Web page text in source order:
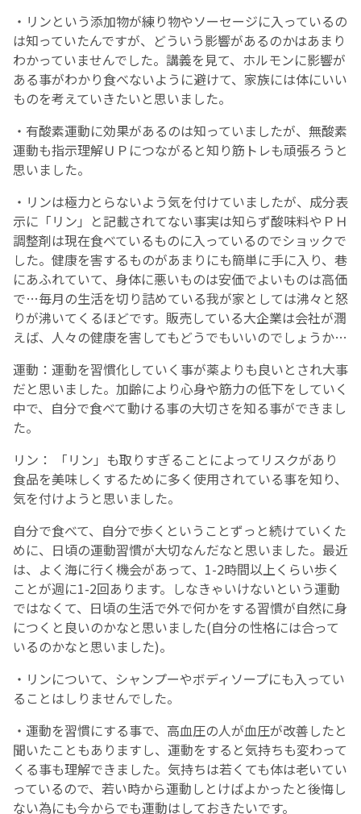
・リンという添加物が練り物やソーセージに入っているの
は知っていたんですが、どういう影響があるのかはあまり
わかっていませんでした。講義を見て、ホルモンに影響が
ある事がわかり食べないように避けて、家族には体にいい
ものを考えていきたいと思いました。
・有酸素運動に効果があるのは知っていましたが、無酸素
運動も指示理解ＵＰにつながると知り筋トレも頑張ろうと
思いました。
・リンは極力とらないよう気を付けていましたが、成分表
示に「リン」と記載されてない事実は知らず酸味料やＰＨ
調整剤は現在食べているものに入っているのでショックで
した。健康を害するものがあまりにも簡単に手に入り、巷
にあふれていて、身体に悪いものは安価でよいものは高価
で…毎月の生活を切り詰めている我が家としては沸々と怒
りが沸いてくるほどです。販売している大企業は会社が潤
えば、人々の健康を害してもどうでもいいのでしょうか…
運動：運動を習慣化していく事が薬よりも良いとされ大事
だと思いました。加齢により心身や筋力の低下をしていく
中で、自分で食べて動ける事の大切さを知る事ができまし
た。
リン： 「リン」も取りすぎることによってリスクがあり
食品を美味しくするために多く使用されている事を知り、
気を付けようと思いました。
自分で食べて、自分で歩くということずっと続けていくた
めに、日頃の運動習慣が大切なんだなと思いました。最近
は、よく海に行く機会があって、1-2時間以上くらい歩く
ことが週に1-2回あります。しなきゃいけないという運動
ではなくて、日頃の生活で外で何かをする習慣が自然に身
につくと良いのかなと思いました(自分の性格には合って
いるのかなと思いました)。
・リンについて、シャンプーやボディソープにも入ってい
ることはしりませんでした。
・運動を習慣にする事で、高血圧の人が血圧が改善したと
聞いたこともありますし、運動をすると気持ちも変わって
くる事も理解できました。気持ちは若くても体は老いてい
っているので、若い時から運動しとけばよかったと後悔し
ない為にも今からでも運動はしておきたいです。